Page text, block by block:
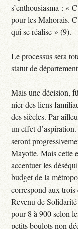
s’enthousiasma : «
pour les Mahorais.
qui se réalise » (9).
Le processus sera
statut de
Mais une décision,
nier des liens
des siècles. Par
un effet
seront
Mayotte. Mais cette
accentuer les
budget de la
correspond aux
Revenu de
pour 8 à 900 selon
petits boulots non